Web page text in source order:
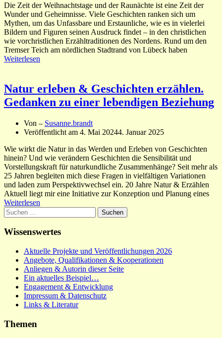
Die Zeit der Weihnachtstage und der Raunächte ist eine Zeit der
Wunder und Geheimnisse. Viele Geschichten ranken sich um
Mythen, um das Unfassbare und Erstaunliche, wie es in vielerlei
Bildern und Figuren seinen Ausdruck findet – in den christlichen
wie vorchristlichen Erzähltraditionen des Nordens. Rund um den
Tremser Teich am nördlichen Stadtrand von Lübeck haben
Weiterlesen
Natur erleben & Geschichten erzählen.
Gedanken zu einer lebendigen Beziehung
Von – Susanne.brandt
Veröffentlicht am 4. Mai 20244. Januar 2025
Wie wirkt die Natur in das Werden und Erleben von Geschichten
hinein? Und wie verändern Geschichten die Sensibilität und
Vorstellungskraft für naturkundliche Zusammenhänge? Seit mehr als
25 Jahren begleiten mich diese Fragen in vielfältigen Variationen
und laden zum Perspektivwechsel ein. 20 Jahre Natur & Erzählen
Aktuell liegt mir eine Initiative zur Konzeption und Planung eines
Weiterlesen
Suchen
nach:
Wissenswertes
Aktuelle Projekte und Veröffentlichungen 2026
Angebote, Qualifikationen & Kooperationen
Anliegen & Autorin dieser Seite
Ein aktuelles Beispiel…
Engagement & Entwicklung
Impressum & Datenschutz
Links & Literatur
Themen